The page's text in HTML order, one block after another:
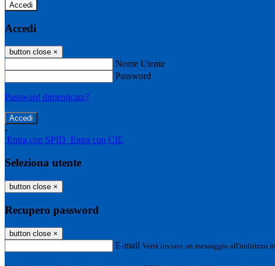
Accedi
Accedi
button close ×
Nome Utente
Password
Password dimenticata?
-
Entra con SPID Entra con CIE
Seleziona utente
button close ×
Recupero password
button close ×
E-mail Verrà inviato un messaggio all'indirizzo